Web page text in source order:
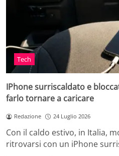
Tech
IPhone surriscaldato e
farlo tornare a caricare
Redazione 24 Luglio 2026
Con il caldo estivo, in Italia,
ritrovarsi con un iPhone